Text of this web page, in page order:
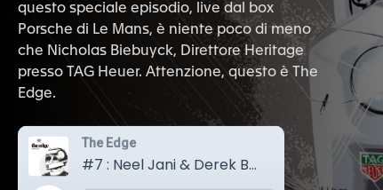
questo speciale episodio, live dal box
Porsche di Le Mans, è niente poco di meno
che Nicholas Biebuyck, Direttore Heritage
presso TAG Heuer. Attenzione, questo è The
Edge.